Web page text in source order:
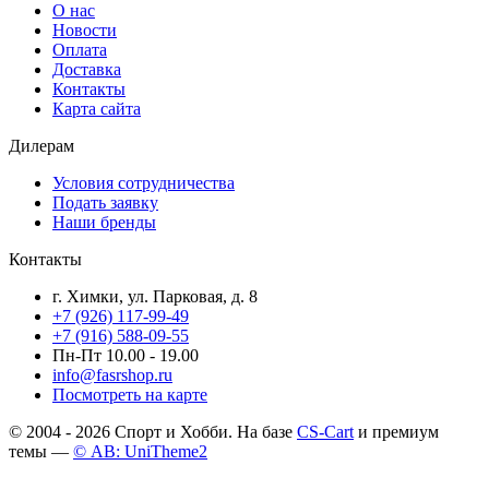
О нас
Новости
Оплата
Доставка
Контакты
Карта сайта
Дилерам
Условия сотрудничества
Подать заявку
Наши бренды
Контакты
г. Химки, ул. Парковая, д. 8
+7 (926) 117-99-49
+7 (916) 588-09-55
Пн-Пт 10.00 - 19.00
info@fasrshop.ru
Посмотреть на карте
© 2004 - 2026 Спорт и Хобби. На базе CS-Cart и премиум
темы — © AB: UniTheme2